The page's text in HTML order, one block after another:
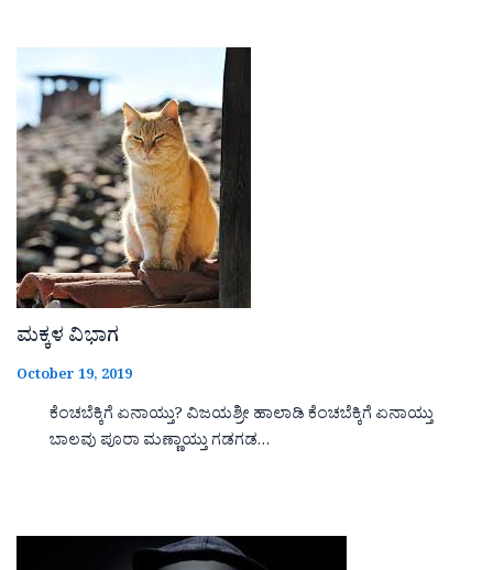
ಮಕ್ಕಳ ವಿಭಾಗ
October 19, 2019
ಕೆಂಚಬೆಕ್ಕಿಗೆ ಏನಾಯ್ತು? ವಿಜಯಶ್ರೀ ಹಾಲಾಡಿ ಕೆಂಚಬೆಕ್ಕಿಗೆ ಏನಾಯ್ತು
ಬಾಲವು ಪೂರಾ ಮಣ್ಣಾಯ್ತು ಗಡಗಡ…